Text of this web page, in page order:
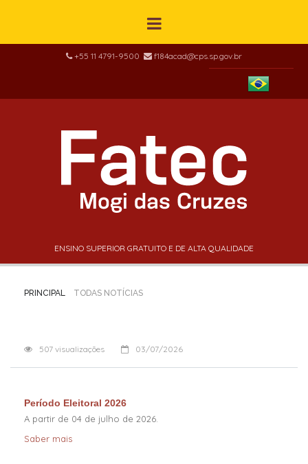
+55 11 4791-9500 f184acad@cps.sp.gov.br
ENSINO SUPERIOR GRATUITO E DE ALTA QUALIDADE
PRINCIPAL TODAS NOTÍCIAS
507 visualizações 03/07/2026
Período Eleitoral 2026
A partir de 04 de julho de 2026.
Saber mais